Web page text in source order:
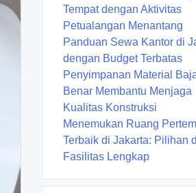
Tempat dengan Aktivitas
Petualangan Menantang
Panduan Sewa Kantor di
dengan Budget Terbatas
Penyimpanan Material
Benar Membantu Menjaga
Kualitas Konstruksi
Menemukan Ruang
Terbaik di Jakarta: Pilihan
Fasilitas Lengkap